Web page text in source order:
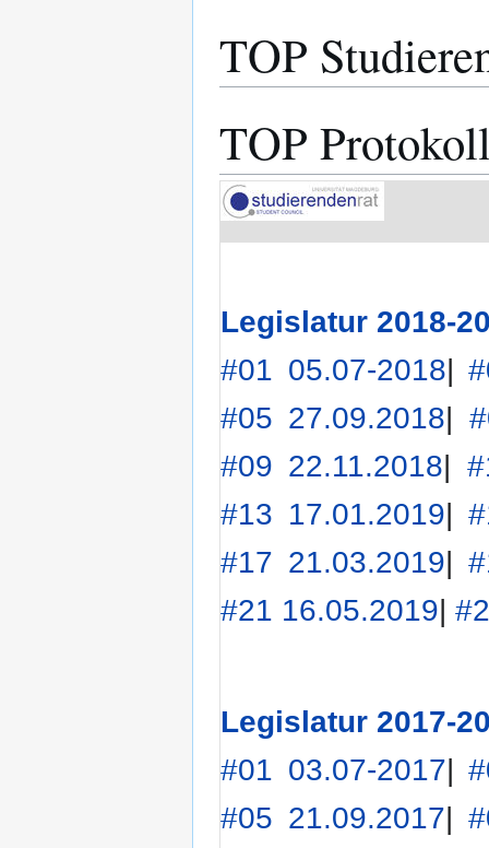
TOP
TOP
Legislatur 2018-
#01 05.07-2018|
#05 27.09.2018|
#09 22.11.2018|
#13 17.01.2019|
#17 21.03.2019|
#21 16.05.2019|
Legislatur 2017-
#01 03.07-2017|
#05 21.09.2017|